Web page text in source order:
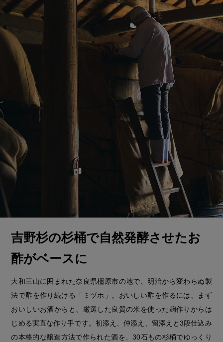
吉野杉の杉桶で自然発酵させたお
酢がベースに
大和三山に囲まれた奈良県橿原市の地で、明治から変わらぬ製
法で酢を作り続ける「ミヅホ」。おいしい酢を作るには、まず
おいしいお酒からと、厳選した良質の米を使った麹作りからは
じめる実直な作り手です。初添え、仲添え、留添えと3段仕込み
の本格的な醸造方法で作られた酒を、30石もの杉桶でゆっくり